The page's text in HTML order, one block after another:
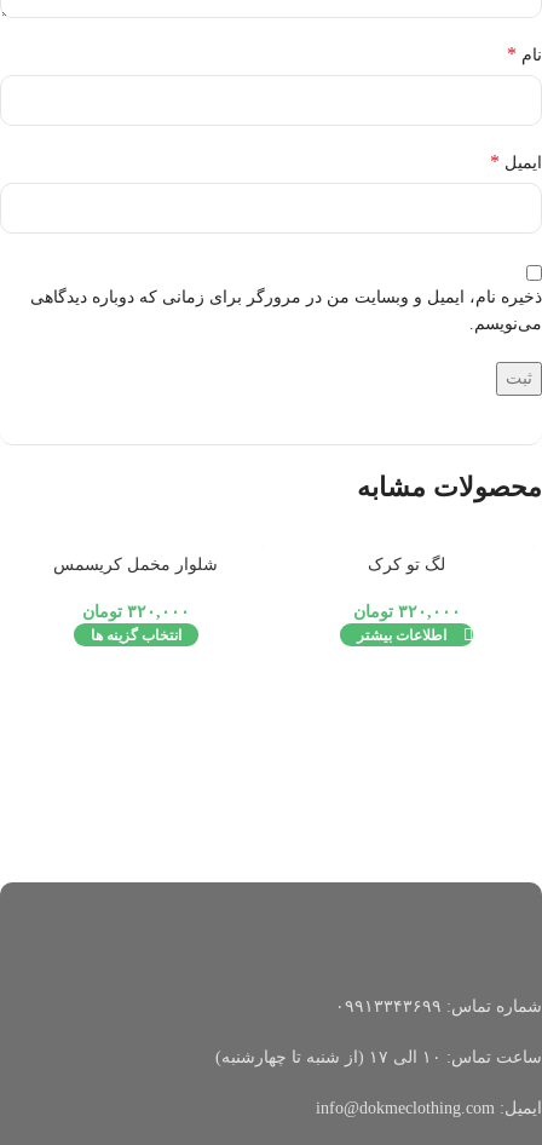
نام *
ایمیل *
ذخیره نام، ایمیل و وبسایت من در مرورگر برای زمانی که دوباره دیدگاهی
می‌نویسم.
محصولات مشابه
لگ تو کرک
۳۲۰,۰۰۰ تومان
اطلاعات بیشتر
شلوار مخمل کریسمس
۳۲۰,۰۰۰ تومان
انتخاب گزینه ها
شماره تماس: ۰۹۹۱۳۳۴۳۶۹۹
ساعت تماس: ۱۰ الی ۱۷ (از شنبه تا چهارشنبه)
ایمیل: info@dokmeclothing.com